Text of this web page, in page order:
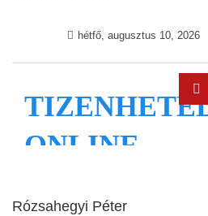
Rózsahegyi Péter